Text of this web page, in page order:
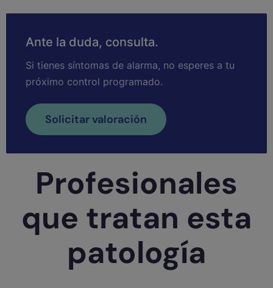
Ante la duda, consulta.
Si tienes síntomas de alarma, no esperes a tu
próximo control programado.
Solicitar valoración
Profesionales
que tratan esta
patología